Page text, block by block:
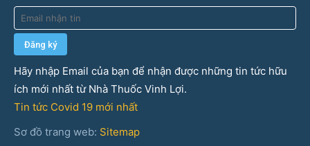
Hãy nhập Email của bạn để nhận được những tin tức hữu
ích mới nhất từ Nhà Thuốc Vinh Lợi.
Tin tức Covid 19 mới nhất
Sơ đồ trang web: Sitemap